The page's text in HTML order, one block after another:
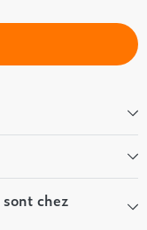
chez